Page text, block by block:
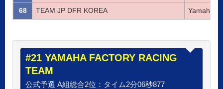
68 TEAM JP DFR KOREA Yamaha
#21 YAMAHA FACTORY RACING
TEAM
公式予選 A組総合2位：タイム2分06秒877